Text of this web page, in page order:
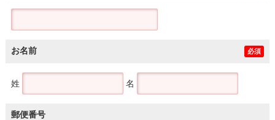
お名前 必須
姓 名
郵便番号